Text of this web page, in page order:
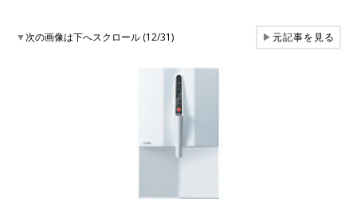
▼次の画像は下へスクロール (12/31) ▶元記事を見る